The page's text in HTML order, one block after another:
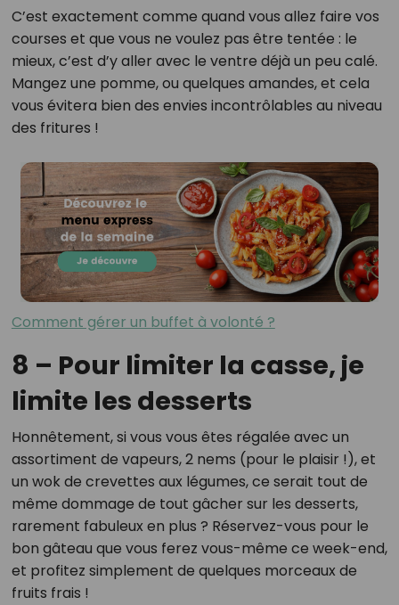
C’est exactement comme quand vous allez faire vos
courses et que vous ne voulez pas être tentée : le
mieux, c’est d’y aller avec le ventre déjà un peu calé.
Mangez une pomme, ou quelques amandes, et cela
vous évitera bien des envies incontrôlables au niveau
des fritures !
Comment gérer un buffet à volonté ?
8 – Pour limiter la casse, je
limite les desserts
Honnêtement, si vous vous êtes régalée avec un
assortiment de vapeurs, 2 nems (pour le plaisir !), et
un wok de crevettes aux légumes, ce serait tout de
même dommage de tout gâcher sur les desserts,
rarement fabuleux en plus ? Réservez-vous pour le
bon gâteau que vous ferez vous-même ce week-end,
et profitez simplement de quelques morceaux de
fruits frais !